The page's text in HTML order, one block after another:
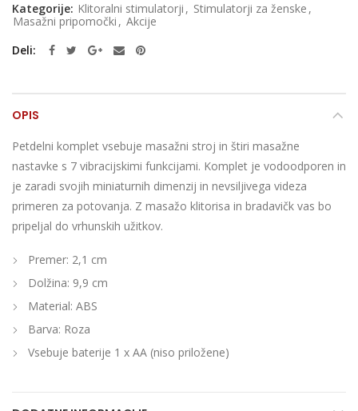
Kategorije: Klitoralni stimulatorji , Stimulatorji za ženske ,
Masažni pripomočki , Akcije
Deli
OPIS
Petdelni komplet vsebuje masažni stroj in štiri masažne
nastavke s 7 vibracijskimi funkcijami. Komplet je vodoodporen in
je zaradi svojih miniaturnih dimenzij in nevsiljivega videza
primeren za potovanja. Z masažo klitorisa in bradavičk vas bo
pripeljal do vrhunskih užitkov.
Premer: 2,1 cm
Dolžina: 9,9 cm
Material: ABS
Barva: Roza
Vsebuje baterije 1 x AA (niso priložene)